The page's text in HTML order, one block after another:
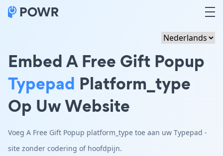
Embed A Free Gift Popup
Typepad Platform_type
Op Uw Website
Voeg A Free Gift Popup platform_type toe aan uw Typepad -
site zonder codering of hoofdpijn.